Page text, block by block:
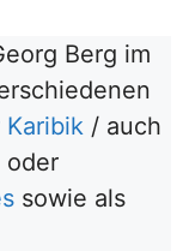
Berg im
/ auch
oder
sowie als